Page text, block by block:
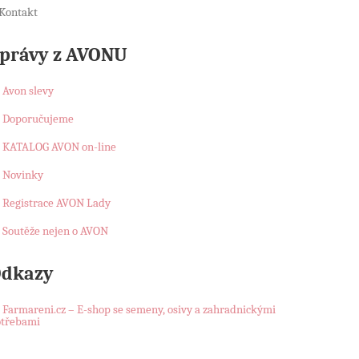
z AVONU
Avon slevy
Doporučujeme
KATALOG AVON on-line
Novinky
Registrace AVON Lady
Soutěže nejen o AVON
Farmareni.cz – E-shop se semeny, osivy a zahradnickými